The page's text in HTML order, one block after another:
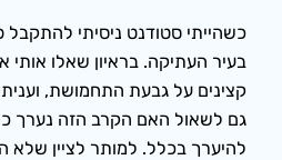
כשהייתי סטודנט ניסיתי
בעיר העתיקה. בראיון שאלו אותי
קצינים על גבעת התחמושת,
גם לשאול האם הקרב הזה נערך
להיערך בכלל. למותר לציין שלא